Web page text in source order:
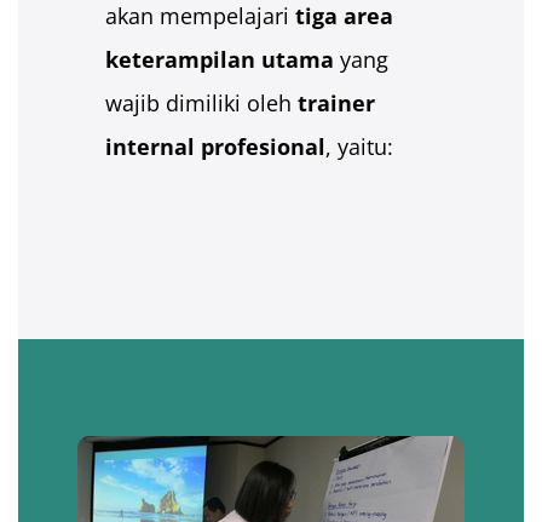
akan mempelajari tiga area
keterampilan utama yang
wajib dimiliki oleh trainer
internal profesional, yaitu: